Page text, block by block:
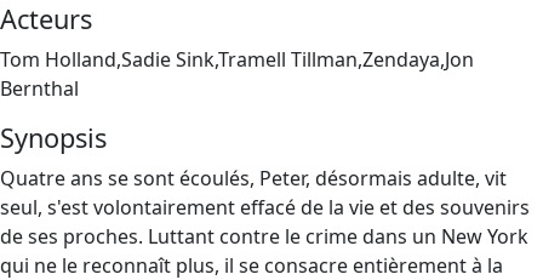
Acteurs
Tom Holland,Sadie Sink,Tramell Tillman,Zendaya,Jon
Bernthal
Synopsis
Quatre ans se sont écoulés, Peter, désormais adulte, vit
seul, s'est volontairement effacé de la vie et des souvenirs
de ses proches. Luttant contre le crime dans un New York
qui ne le reconnaît plus, il se consacre entièrement à la